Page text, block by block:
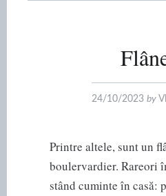
24/10/2023 by
Printre altele, sunt un
boulervardier. Rareori
stând cuminte în casă: